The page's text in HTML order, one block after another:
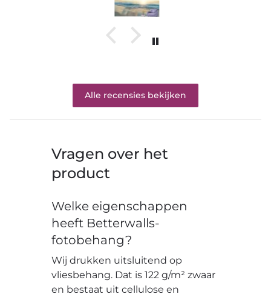
Alle recensies bekijken
Vragen over het
product
Welke eigenschappen
heeft Betterwalls-
fotobehang?
Wij drukken uitsluitend op
vliesbehang. Dat is 122 g/m² zwaar
en bestaat uit cellulose en